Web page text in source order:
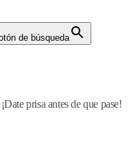
de búsqueda
prisa antes de que pase!